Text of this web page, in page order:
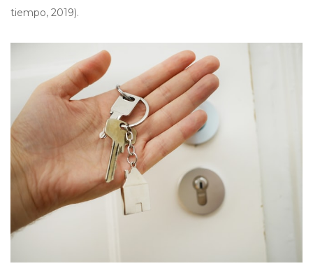
tiempo, 2019).